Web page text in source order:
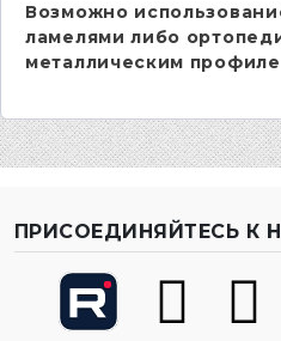
Возможно
ламелями либо
металлическим
ПРИСОЕДИНЯЙТЕСЬ К